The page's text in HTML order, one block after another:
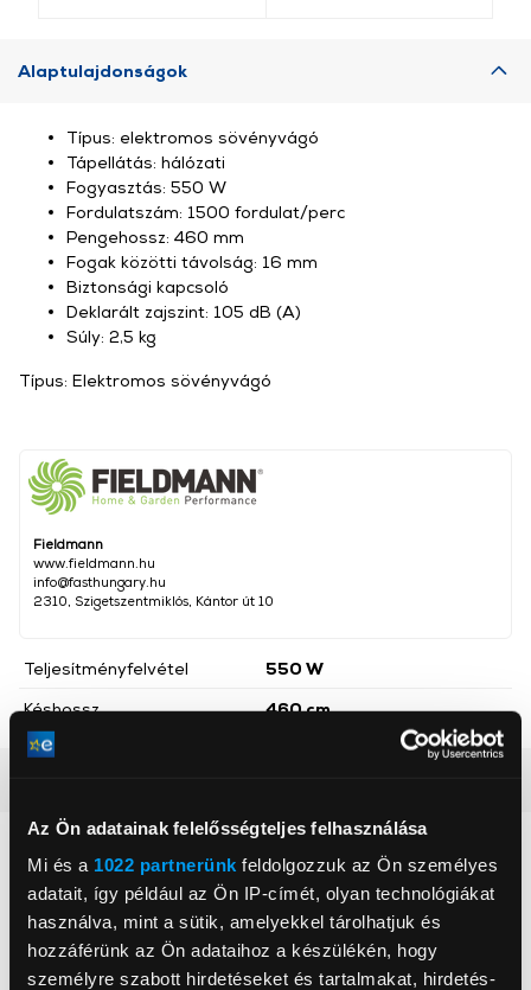
Az Ön adatainak felelősségteljes felhasználása
Mi és a 1022 partnerünk feldolgozzuk az Ön személyes
adatait, így például az Ön IP-címét, olyan technológiákat
használva, mint a sütik, amelyekkel tárolhatjuk és
hozzáférünk az Ön adataihoz a készülékén, hogy
személyre szabott hirdetéseket és tartalmakat, hirdetés-
Alaptulajdonságok
Fieldmann
www.fieldmann.hu
info@fasthungary.hu
2310, Szigetszentmiklós, Kántor út 10
Teljesítményfelvétel
550 W
Késhossz
460 cm
Típus: elektromos sövényvágó
Tápellátás: hálózati
Fogyasztás: 550 W
Fordulatszám: 1500 fordulat/perc
Pengehossz: 460 mm
Fogak közötti távolság: 16 mm
Biztonsági kapcsoló
Deklarált zajszint: 105 dB (A)
Súly: 2,5 kg
Típus: Elektromos sövényvágó
Neked ajánljuk